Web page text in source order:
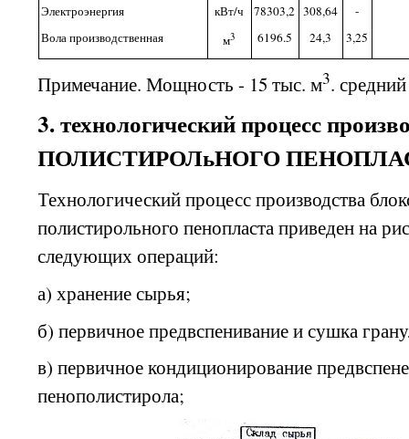
Электроэнергия кВт/ч 78303,2 308,64
-
Вола производственная
м3 6196.5 24,3 3,25
Примечание. Мощность - 15 тыс. м3.
3. технологический процесс
ПОЛИСТИРОЛьНОГО
Технологический процесс производства
полистирольного пенопласта приведен на
следующих операций:
а) хранение сырья;
б) первичное предвспенивание и сушка
в) первичное кондиционирование
пенополистирола;